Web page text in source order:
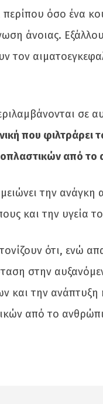
όσο ένα
άνοιας.
τον
σε
που φιλτράρει
από το
την
και την υγεία
ότι, ενώ
στην
και την ανάπτυξη
από το